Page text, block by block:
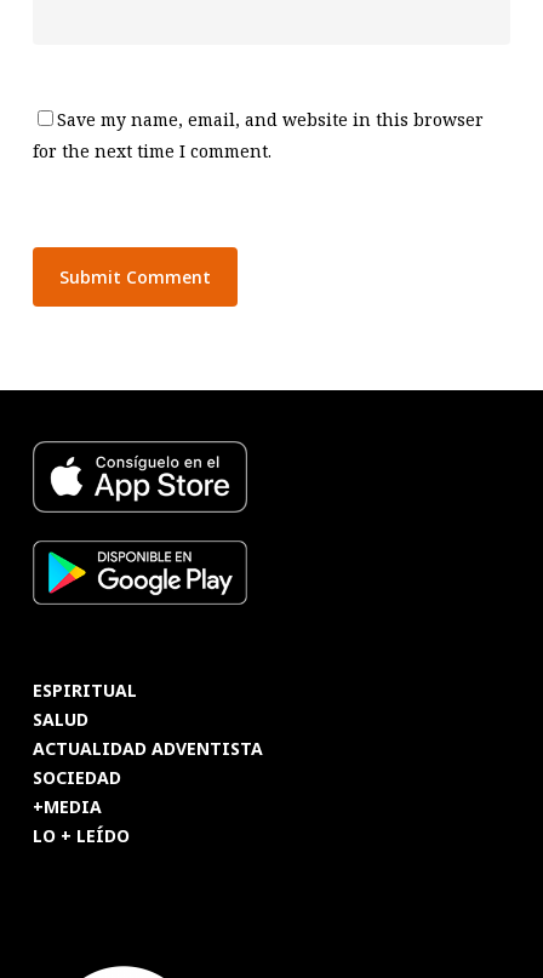
Save my name, email, and website in this browser
for the next time I comment.
ESPIRITUAL
SALUD
ACTUALIDAD ADVENTISTA
SOCIEDAD
+MEDIA
LO + LEÍDO